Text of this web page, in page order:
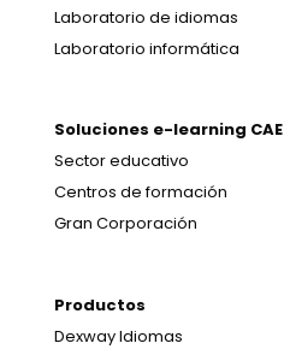
Laboratorio de idiomas
Laboratorio informática
Soluciones e-learning CAE
Sector educativo
Centros de formación
Gran Corporación
Productos
Dexway Idiomas